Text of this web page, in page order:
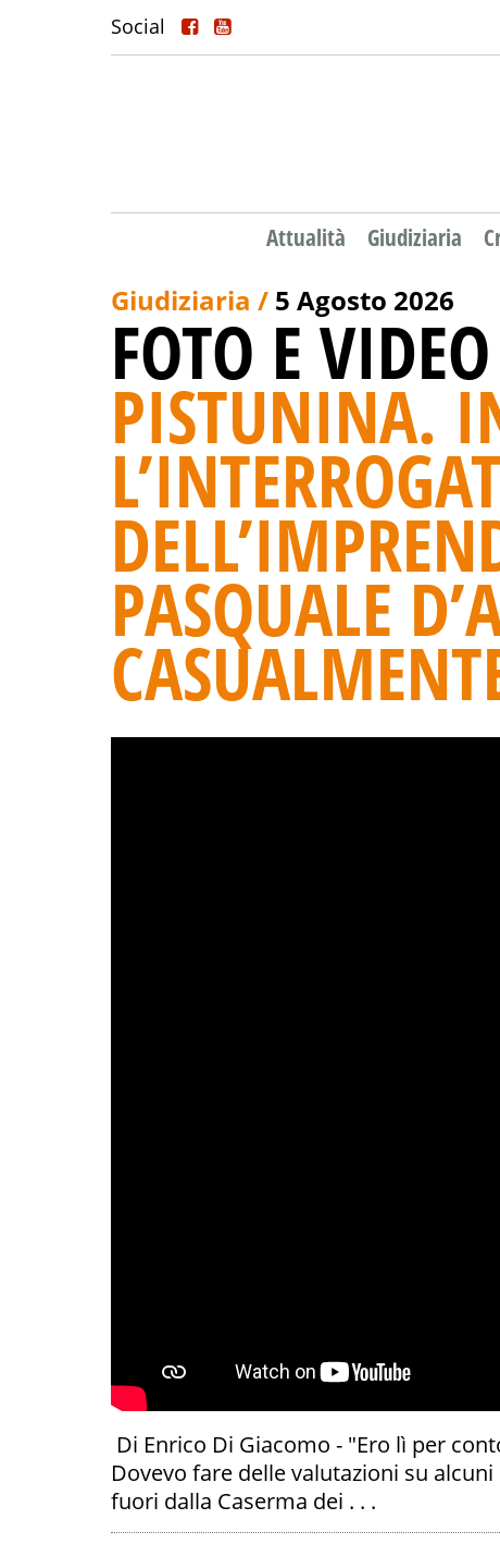
Social
Attualità Giudiziaria
Giudiziaria / 5 Agosto 2026
FOTO E
PISTUNINA.
PASQUALE
Di Enrico Di Giacomo - "Ero lì per
Dovevo fare delle valutazioni su
fuori dalla Caserma dei . . .